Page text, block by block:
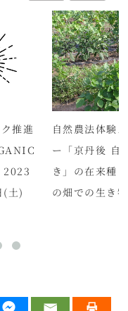
推進
2023
(土)
自然農法体験
ー「京丹後 自
き」の在来種
の畑での生き